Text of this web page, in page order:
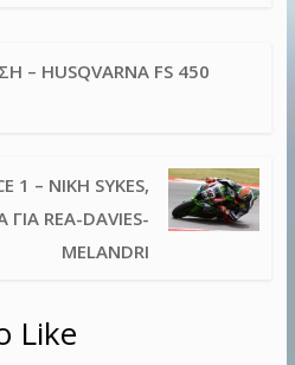
– HUSQVARNA FS 450
1 – ΝΊΚΗ SYKES,
REA-DAVIES-
MELANDRI
Like